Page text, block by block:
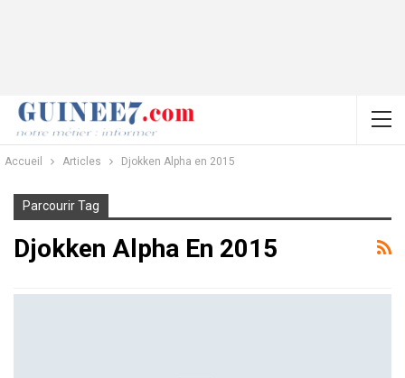
Accueil Articles Djokken Alpha en 2015
Parcourir Tag
Djokken Alpha En 2015